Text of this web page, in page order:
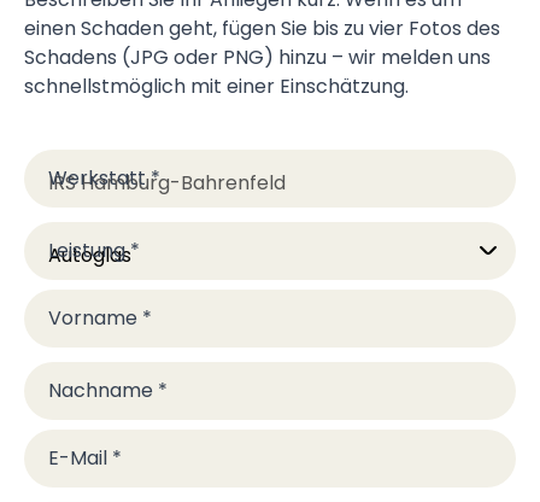
einen Schaden geht, fügen Sie bis zu vier Fotos des
Schadens (JPG oder PNG) hinzu – wir melden uns
schnellstmöglich mit einer Einschätzung.
Werkstatt*
Leistung*
Vorname *
Nachname *
E-Mail *